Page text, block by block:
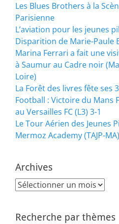
Les Blues Brothers à la
Parisienne
L’aviation pour les jeunes
Disparition de Marie-Paule
Marina Ferrari a fait une
à Saumur au Cadre noir
Loire)
La Forêt des livres fête ses
Football : Victoire du Mans
au Versailles FC (L3) 3-1
Le Tour Aérien des Jeunes
Mermoz Academy (TAJP-MA)
Archives
Archives
Recherche par thèmes